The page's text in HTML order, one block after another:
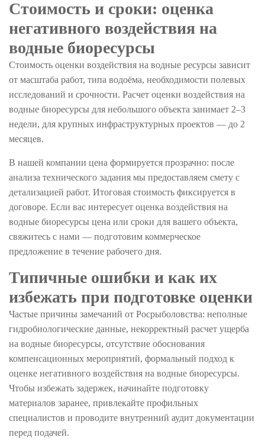
Стоимость и сроки: оценка
негативного воздействия на
водные биоресурсы
Стоимость оценки воздействия на водные ресурсы зависит
от масштаба работ, типа водоёма, необходимости полевых
исследований и срочности. Расчет оценки воздействия на
водные биоресурсы для небольшого объекта занимает 2–3
недели, для крупных инфраструктурных проектов — до 2
месяцев.
В нашей компании цена формируется прозрачно: после
анализа технического задания мы предоставляем смету с
детализацией работ. Итоговая стоимость фиксируется в
договоре. Если вас интересует оценка воздействия на
водные биоресурсы цена или сроки для вашего объекта,
свяжитесь с нами — подготовим коммерческое
предложение в течение рабочего дня.
Типичные ошибки и как их
избежать при подготовке оценки
Частые причины замечаний от Росрыболовства: неполные
гидробиологические данные, некорректный расчет ущерба
на водные биоресурсы, отсутствие обоснования
компенсационных мероприятий, формальный подход к
оценке негативного воздействия на водные биоресурсы.
Чтобы избежать задержек, начинайте подготовку
материалов заранее, привлекайте профильных
специалистов и проводите внутренний аудит документации
перед подачей.